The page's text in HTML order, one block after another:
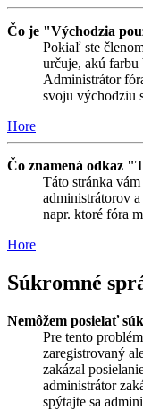
Čo je "Východzia
Pokiaľ ste
určuje, akú farbu
Administrátor
svoju východziu
Hore
Čo znamená odkaz
Táto stránka
administrátorov
napr. ktoré fóra
Hore
Súkromné
Nemôžem posielať
Pre tento
zaregistrovaný
zakázal
administrátor
spýtajte sa